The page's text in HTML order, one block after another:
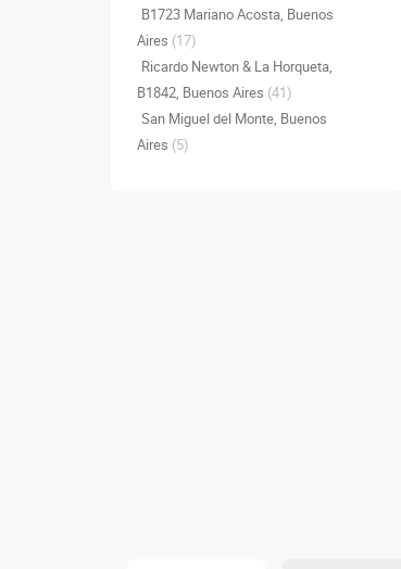
B1723 Mariano Acosta, Buenos
Aires (17)
Ricardo Newton & La Horqueta,
B1842, Buenos Aires (41)
San Miguel del Monte, Buenos
Aires (5)